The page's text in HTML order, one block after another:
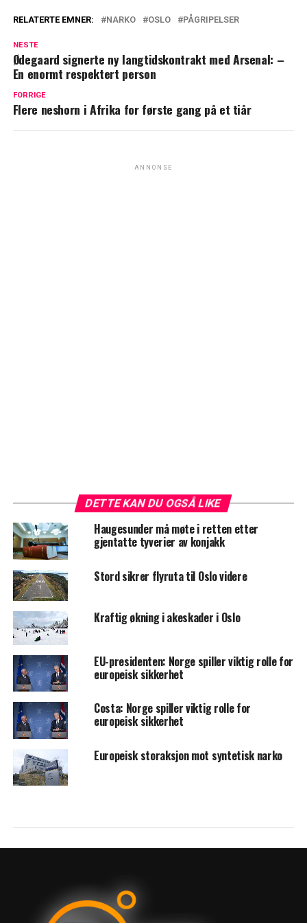
RELATERTE EMNER: NARKO OSLO PÅGRIPELSER
NESTE
Ødegaard signerte ny langtidskontrakt med Arsenal: –
En enormt respektert person
FORRIGE
Flere neshorn i Afrika for første gang på et tiår
ANNONSE
DETTE KAN DU OGSÅ LIKE
Haugesunder må møte i retten etter
gjentatte tyverier av konjakk
Stord sikrer flyruta til Oslo videre
Kraftig økning i akeskader i Oslo
EU-presidenten: Norge spiller viktig rolle for
europeisk sikkerhet
Costa: Norge spiller viktig rolle for
europeisk sikkerhet
Europeisk storaksjon mot syntetisk narko